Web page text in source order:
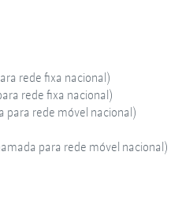
rede fixa nacional)
rede fixa nacional)
para rede móvel nacional)
para rede móvel nacional)